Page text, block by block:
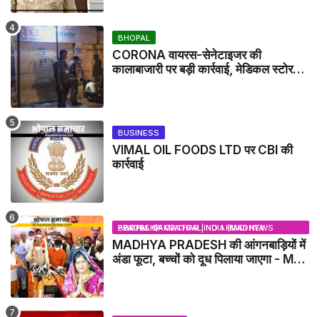
BHOPAL
CORONA वायरस-सेनेटाइजर की
कालाबाजारी पर बड़ी कार्रवाई, मेडिकल स्टोर
BUSINESS
VIMAL OIL FOODS LTD पर CBI की
कार्रवाई
BHOPAL SAMACHAR | NO 1 HINDI NEWS PORTAL OF CENTRAL INDIA (MADHYA PRADESH)
MADHYA PRADESH की आंगनबाड़ियों में
अंडा फूटा, बच्चों को दूध पिलाया जाएगा - MP